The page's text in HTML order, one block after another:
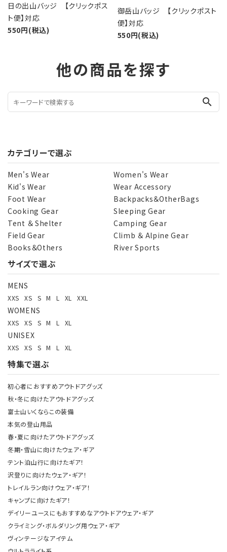
日の出山バッジ 【クリックポス
ト便】対応
550円(税込)
御岳山バッジ 【クリックポスト
便】対応
550円(税込)
他の商品を探す
search
カテゴリーで選ぶ
Men's Wear
Women's Wear
Kid's Wear
Wear Accessory
Foot Wear
Backpacks＆OtherBags
Cooking Gear
Sleeping Gear
Tent ＆ Shelter
Camping Gear
Field Gear
Climb ＆ Alpine Gear
Books＆Others
River Sports
サイズで選ぶ
MENS
XXS XS S M L XL XXL
WOMENS
XXS XS S M L XL
UNISEX
XXS XS S M L XL
特集で選ぶ
初心者におすすめアウトドアグッズ
秋・冬に向けたアウトドアグッズ
富士山いくならこの装備
本気の登山用品
春・夏に向けたアウトドアグッズ
冬期・雪山に向けたウェア・ギア
テント泊山行に向けたギア！
沢登りに向けたウェア・ギア！
トレイルラン向けウェア・ギア！
キャンプに向けたギア！
デイリーユースにもおすすめなアウトドアウェア・ギア
クライミング・ボルダリング用ウェア・ギア
ヴィンテージなアイテム